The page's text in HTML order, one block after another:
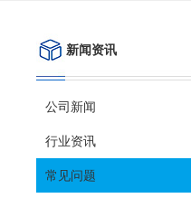
新闻资讯
公司新闻
行业资讯
常见问题